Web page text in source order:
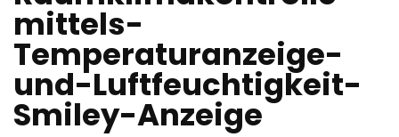
mittels-
Temperaturanzeige-
und-Luftfeuchtigkeit-
Smiley-Anzeige